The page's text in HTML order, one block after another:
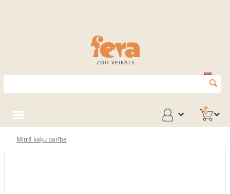
ZOO VEIKALS
0
Mitrā kaķu barība